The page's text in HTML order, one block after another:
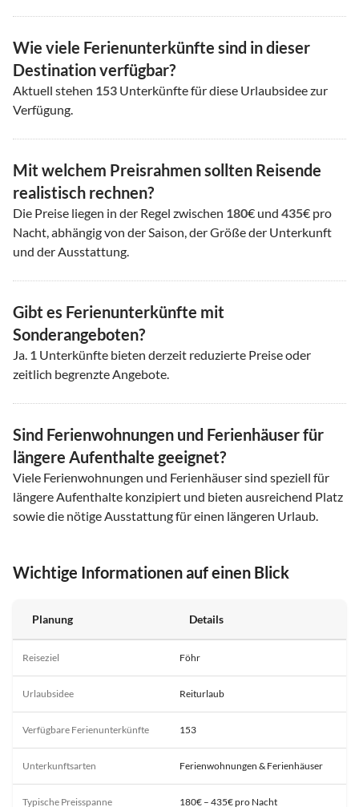
Wie viele Ferienunterkünfte sind in dieser
Destination verfügbar?
Aktuell stehen 153 Unterkünfte für diese Urlaubsidee zur
Verfügung.
Mit welchem Preisrahmen sollten Reisende
realistisch rechnen?
Die Preise liegen in der Regel zwischen 180€ und 435€ pro
Nacht, abhängig von der Saison, der Größe der Unterkunft
und der Ausstattung.
Gibt es Ferienunterkünfte mit
Sonderangeboten?
Ja. 1 Unterkünfte bieten derzeit reduzierte Preise oder
zeitlich begrenzte Angebote.
Sind Ferienwohnungen und Ferienhäuser für
längere Aufenthalte geeignet?
Viele Ferienwohnungen und Ferienhäuser sind speziell für
längere Aufenthalte konzipiert und bieten ausreichend Platz
sowie die nötige Ausstattung für einen längeren Urlaub.
Wichtige Informationen auf einen Blick
Planung Details
Reiseziel Föhr
Urlaubsidee Reiturlaub
Verfügbare Ferienunterkünfte 153
Unterkunftsarten Ferienwohnungen & Ferienhäuser
Typische Preisspanne 180€ – 435€ pro Nacht